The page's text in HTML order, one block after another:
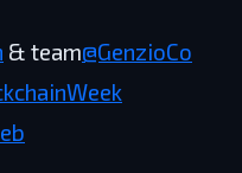
& team@GenzioCo